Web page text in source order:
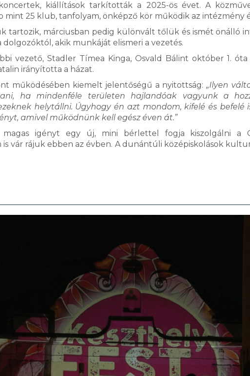
kiállítások tarkították a 2025-ös évet. A
mint 25 klub, tanfolyam, önképző kör működik az intézmény
tartozik, márciusban pedig különvált tőlük és ismét önálló
akik munkáját elismeri a vezetés.
vezető, Stadler Tímea Kinga, Osvald Bálint október 1.
irányította a házat.
működésében kiemelt jelentőségű a nyitottság:„Ilyen
ha mindenféle területen hajlandóak vagyunk a
helytállni. Úgyhogy én azt mondom, kifelé és befelé
amivel működnünk kell egész éven át.”
magas igényt egy új, mini bérlettel fogja kiszolgálni a
vár rájuk ebben az évben. A dunántúli középiskolások